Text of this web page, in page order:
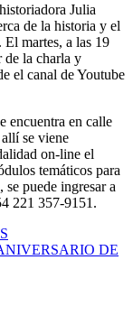
Julia
de la historia y el
martes, a las 19
de la charla y
el canal de Youtube
encuentra en calle
se viene
on-line el
temáticos para
puede ingresar a
221 357-9151.
DE